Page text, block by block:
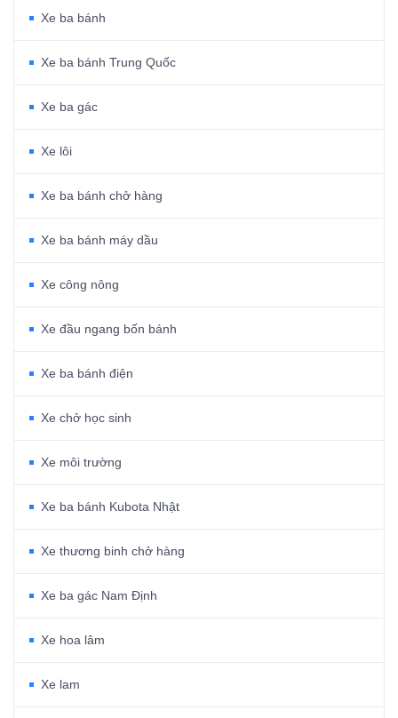
Xe ba bánh
Xe ba bánh Trung Quốc
Xe ba gác
Xe lôi
Xe ba bánh chở hàng
Xe ba bánh máy dầu
Xe công nông
Xe đầu ngang bốn bánh
Xe ba bánh điện
Xe chở học sinh
Xe môi trường
Xe ba bánh Kubota Nhật
Xe thương binh chở hàng
Xe ba gác Nam Định
Xe hoa lâm
Xe lam